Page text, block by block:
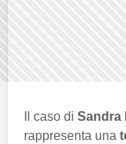
Il caso di Sandra
rappresenta una